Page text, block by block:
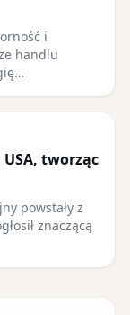
i
handlu
tworząc
powstały z
znaczącą